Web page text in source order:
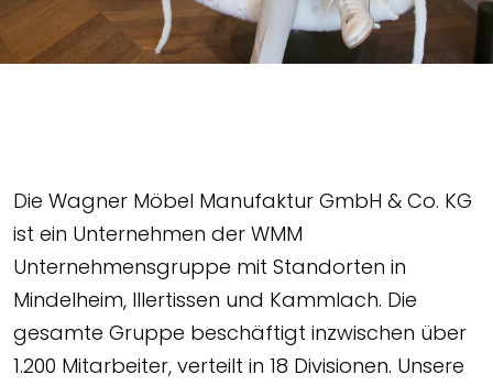
Die Wagner Möbel Manufaktur GmbH & Co. KG
ist ein Unternehmen der WMM
Unternehmensgruppe mit Standorten in
Mindelheim, Illertissen und Kammlach. Die
gesamte Gruppe beschäftigt inzwischen über
1.200 Mitarbeiter, verteilt in 18 Divisionen. Unsere